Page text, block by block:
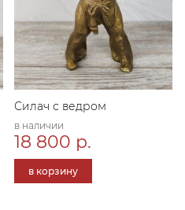
Силач с ведром
в наличии
18 800 р.
в корзину